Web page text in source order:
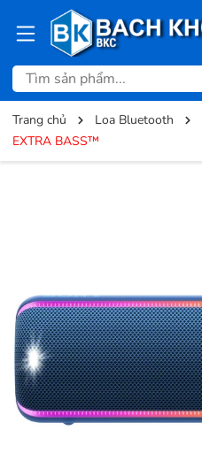
Trang chủ Loa Bluetooth
EXTRA BASS™